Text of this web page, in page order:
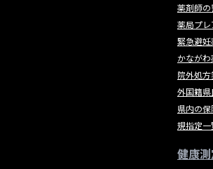
薬剤師の
薬局プ
緊急避
かなが
院外処
外国籍
県内の
規指定一
健康